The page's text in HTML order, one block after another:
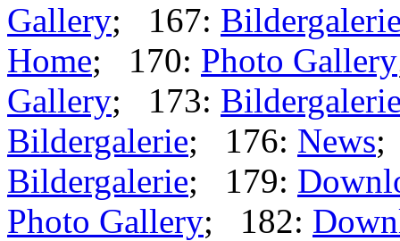
Gallery; 167:
Home; 170: Photo Gallery
Gallery; 173:
Bildergalerie; 176: News;
Bildergalerie; 179:
Photo Gallery; 182: